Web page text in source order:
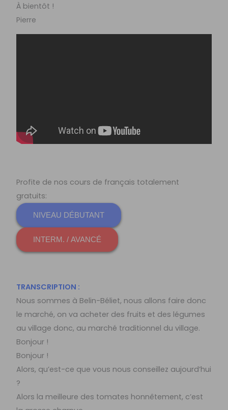
À bientôt !
Pierre
Profite de nos cours de français totalement
gratuits:
NIVEAU DÉBUTANT
INTERM. / AVANCÉ
TRANSCRIPTION :
Nous sommes à Belin-Béliet, nous allons faire donc
le marché, on va acheter des fruits et des légumes
au village donc, au marché traditionnel du village.
Bonjour !
Bonjour !
Alors, qu’est-ce que vous nous conseillez aujourd’hui
?
Alors la meilleure des tomates honnêtement, c’est